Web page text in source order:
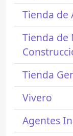
Tienda de
Tienda de
Tienda
Vivero
Agentes